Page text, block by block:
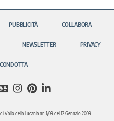
PUBBLICITÀ COLLABORA
NEWSLETTER PRIVACY
della Lucania nr. 1/09 del 12 Gennaio 2009.